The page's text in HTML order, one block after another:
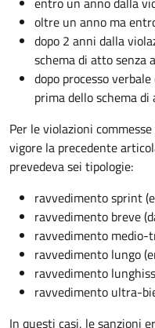
oltre un anno ma
dopo 2 anni dalla
schema di atto senza
dopo processo
prima dello schema di
Per le violazioni
vigore la precedente
prevedeva sei tipologie:
ravvedimento sprint
ravvedimento breve
ravvedimento medio-
ravvedimento lungo
ravvedimento
ravvedimento ultra-
In questi casi, le sanzioni